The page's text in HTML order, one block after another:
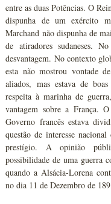
entre as duas Potências. O
dispunha de um exército
Marchand não dispunha de
de atiradores sudaneses.
desvantagem. No contexto
esta não mostrou vontade
aliados, mas estava de
respeita à marinha de
vantagem sobre a França.
Governo francês estava
questão de interesse
prestígio. A opinião
possibilidade de uma guerra
quando a Alsácia-Lorena
no dia 11 de Dezembro de